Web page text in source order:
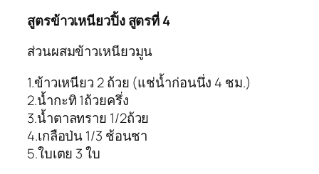
สูตรข้าวเหนียวปิ้ง สูตรที่ 4
ส่วนผสมข้าวเหนียวมูน
1.ข้าวเหนียว 2 ถ้วย (แช่น้ำก่อนนึ่ง 4 ชม.)
2.น้ำกะทิ 1ถ้วยครึ่ง
3.น้ำตาลทราย 1/2ถ้วย
4.เกลือป่น 1/3 ช้อนชา
5.ใบเตย 3 ใบ